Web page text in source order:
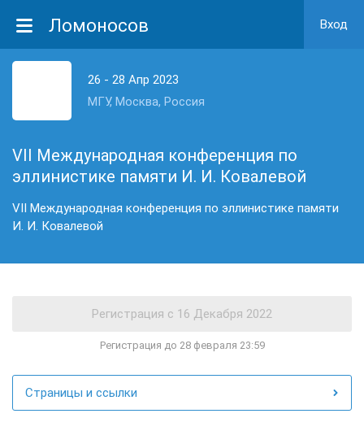
Ломоносов Вход
26 - 28 Апр 2023
МГУ, Москва, Россия
VII Международная конференция по
эллинистике памяти И. И. Ковалевой
VII Международная конференция по эллинистике памяти
И. И. Ковалевой
Регистрация до 28 февраля 23:59
Страницы и ссылки